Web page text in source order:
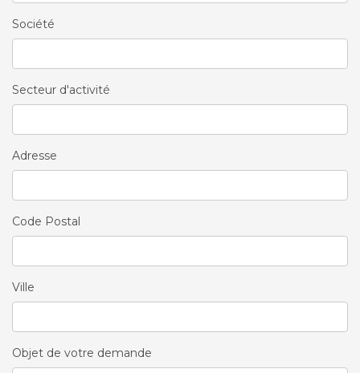
Société
Secteur d'activité
Adresse
Code Postal
Ville
Objet de votre demande